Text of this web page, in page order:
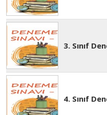
3. Sınıf
4. Sınıf